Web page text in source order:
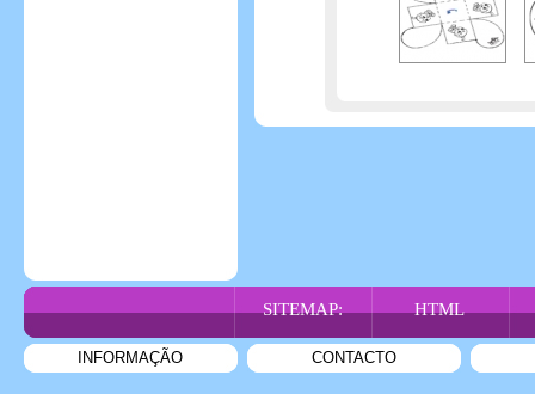
SITEMAP: HTML
INFORMAÇÃO CONTACTO